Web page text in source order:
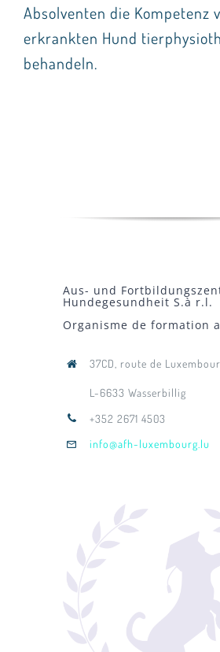
Absolventen die Kompetenz
erkrankten Hund
behandeln.
Aus- und
Hundegesundheit S.à r.l.
Organisme de formation
37CD, route de
L-6633 Wasserbillig
+352 2671 4503
info@afh-luxembourg.lu